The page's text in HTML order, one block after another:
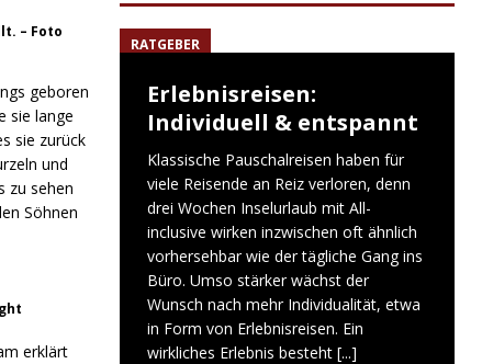
– Foto
geboren
sie lange
sie zurück
und
zu sehen
Söhnen
erklärt
RATGEBER
Erlebnisreisen:
Individuell & entspannt
Klassische Pauschalreisen haben für
viele Reisende an Reiz verloren, denn
drei Wochen Inselurlaub mit All-
inclusive wirken inzwischen oft ähnlich
vorhersehbar wie der tägliche Gang ins
Büro. Umso stärker wächst der
Wunsch nach mehr Individualität, etwa
in Form von Erlebnisreisen. Ein
wirkliches Erlebnis besteht [...]